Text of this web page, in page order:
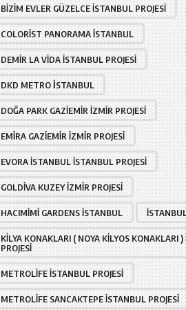
BIZIM EVLER GÜZELCE İSTANBUL PROJESI
COLORIST PANORAMA İSTANBUL
DEMIR LA VIDA İSTANBUL PROJESI
DKD METRO İSTANBUL
DOĞA PARK GAZIEMIR İZMIR PROJESI
EMIRA GAZIEMIR İZMIR PROJESI
EVORA İSTANBUL İSTANBUL PROJESI
GOLDIVA KUZEY İZMIR PROJESI
HACIMIMI GARDENS İSTANBUL
KILYA KONAKLARI ( NOYA KILYOS KONAKLARI
PROJESI
METROLIFE İSTANBUL PROJESI
METROLIFE SANCAKTEPE İSTANBUL PROJESI